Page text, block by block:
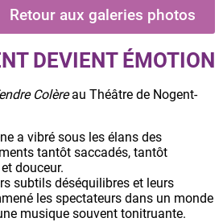
Retour aux galeries photos
DEVIENT ÉMOTION
Colèreau Théâtre de Nogent-
a vibré sous les élans des
tantôt saccadés, tantôt
douceur.
subtils déséquilibres et leurs
les spectateurs dans un monde
musique souvent tonitruante.